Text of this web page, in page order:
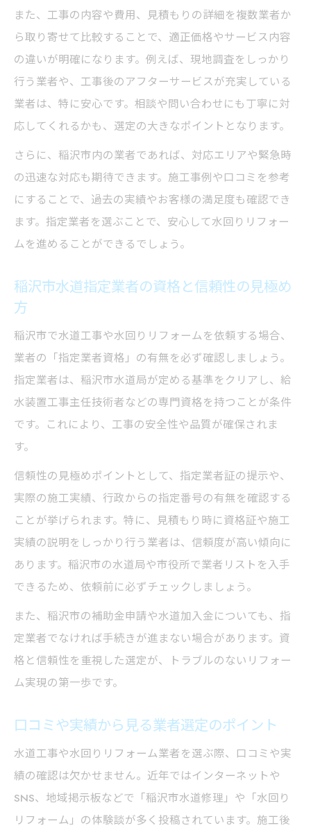
また、工事の内容や費用、見積もりの詳細を複数業者か
ら取り寄せて比較することで、適正価格やサービス内容
の違いが明確になります。例えば、現地調査をしっかり
行う業者や、工事後のアフターサービスが充実している
業者は、特に安心です。相談や問い合わせにも丁寧に対
応してくれるかも、選定の大きなポイントとなります。
さらに、稲沢市内の業者であれば、対応エリアや緊急時
の迅速な対応も期待できます。施工事例や口コミを参考
にすることで、過去の実績やお客様の満足度も確認でき
ます。指定業者を選ぶことで、安心して水回りリフォー
ムを進めることができるでしょう。
稲沢市水道指定業者の資格と信頼性の見極め
方
稲沢市で水道工事や水回りリフォームを依頼する場合、
業者の「指定業者資格」の有無を必ず確認しましょう。
指定業者は、稲沢市水道局が定める基準をクリアし、給
水装置工事主任技術者などの専門資格を持つことが条件
です。これにより、工事の安全性や品質が確保されま
す。
信頼性の見極めポイントとして、指定業者証の提示や、
実際の施工実績、行政からの指定番号の有無を確認する
ことが挙げられます。特に、見積もり時に資格証や施工
実績の説明をしっかり行う業者は、信頼度が高い傾向に
あります。稲沢市の水道局や市役所で業者リストを入手
できるため、依頼前に必ずチェックしましょう。
また、稲沢市の補助金申請や水道加入金についても、指
定業者でなければ手続きが進まない場合があります。資
格と信頼性を重視した選定が、トラブルのないリフォー
ム実現の第一歩です。
口コミや実績から見る業者選定のポイント
水道工事や水回りリフォーム業者を選ぶ際、口コミや実
績の確認は欠かせません。近年ではインターネットや
SNS、地域掲示板などで「稲沢市水道修理」や「水回り
リフォーム」の体験談が多く投稿されています。施工後